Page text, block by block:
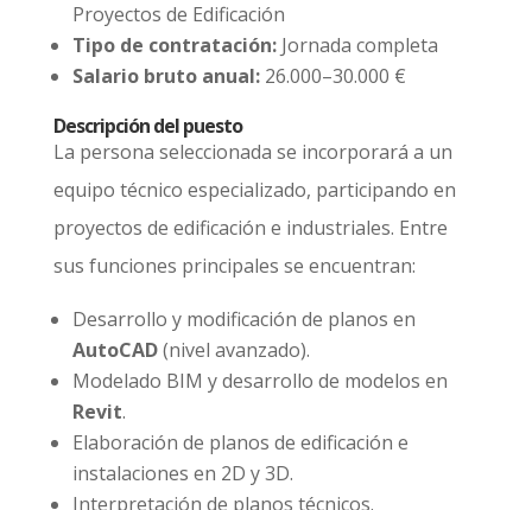
Proyectos de Edificación
Tipo de contratación:Jornada completa
Salario bruto anual:26.000–30.000 €
Descripción del puesto
La persona seleccionada se incorporará a un
equipo técnico especializado, participando en
proyectos de edificación e industriales. Entre
sus funciones principales se encuentran:
Desarrollo y modificación de planos en
AutoCAD(nivel avanzado).
Modelado BIM y desarrollo de modelos en
Revit.
Elaboración de planos de edificación e
instalaciones en 2D y 3D.
Interpretación de planos técnicos.